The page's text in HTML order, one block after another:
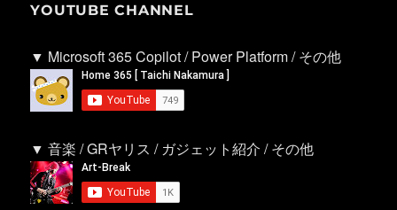
YOUTUBE CHANNEL
▼ Microsoft 365 Copilot / Power Platform / その他
▼ 音楽 / GRヤリス / ガジェット紹介 / その他